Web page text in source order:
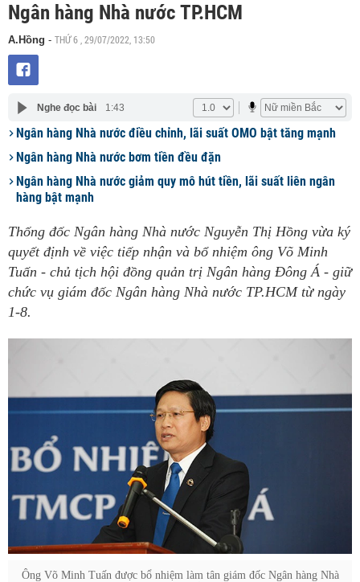
Ngân hàng Nhà nước TP.HCM
A.Hồng - THỨ 6 , 29/07/2022, 13:50
Nghe đọc bài 1:43
Ngân hàng Nhà nước điều chỉnh, lãi suất OMO bật tăng mạnh
Ngân hàng Nhà nước bơm tiền đều đặn
Ngân hàng Nhà nước giảm quy mô hút tiền, lãi suất liên ngân
hàng bật mạnh
Thống đốc Ngân hàng Nhà nước Nguyễn Thị Hồng vừa ký
quyết định về việc tiếp nhận và bổ nhiệm ông Võ Minh
Tuấn - chủ tịch hội đồng quản trị Ngân hàng Đông Á - giữ
chức vụ giám đốc Ngân hàng Nhà nước TP.HCM từ ngày
1-8.
Ông Võ Minh Tuấn được bổ nhiệm làm tân giám đốc Ngân hàng Nhà